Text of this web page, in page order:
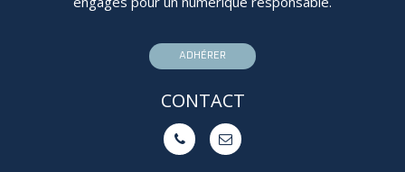
ADHÉRER
CONTACT
 